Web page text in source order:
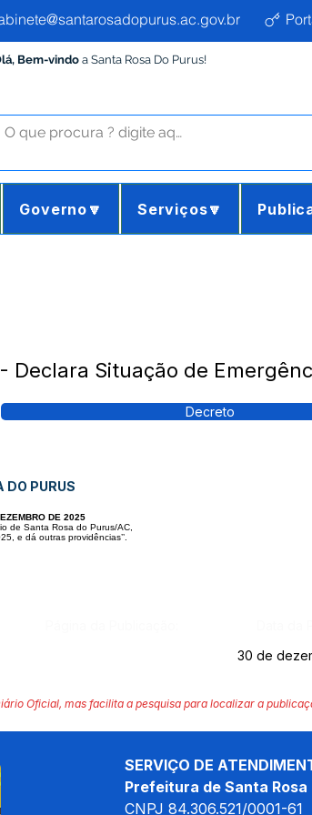
Bem-vindoa Santa Rosa Do Purus!
Governo🔽 Serviços🔽
Declara Situação de
Decreto
DO PURUS
DE 2025
de Santa Rosa do Purus/AC,
e dá outras providências’’.
30 de
Oficial, mas facilita a pesquisa para localizar a
SERVIÇO DE
Prefeitura de Santa
CNPJ 84.306.521/0001-61